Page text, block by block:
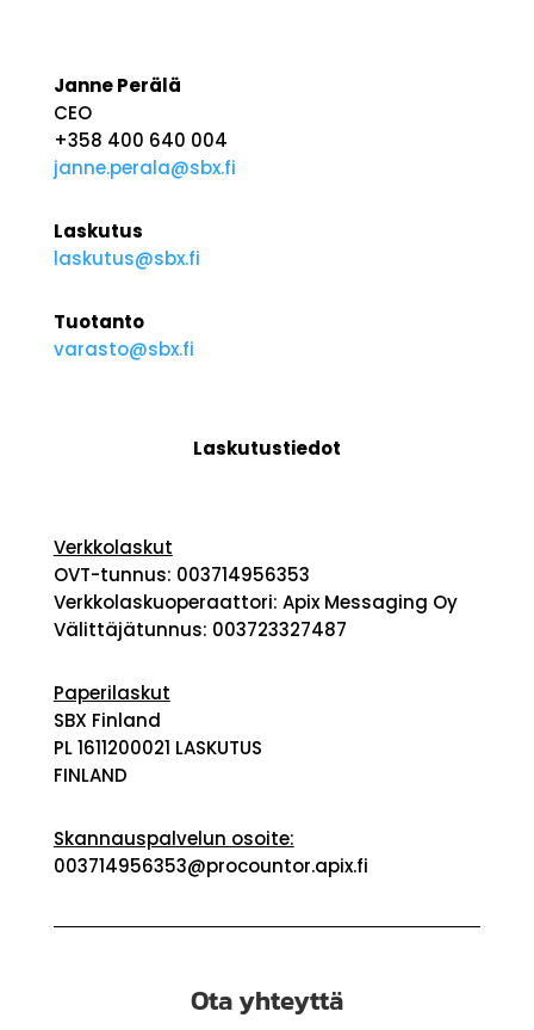
Janne Perälä
CEO
+358 400 640 004
janne.perala@sbx.fi
Laskutus
laskutus@sbx.fi
Tuotanto
varasto@sbx.fi
Laskutustiedot
Verkkolaskut
OVT-tunnus: 003714956353
Verkkolaskuoperaattori: Apix Messaging Oy
Välittäjätunnus: 003723327487
Paperilaskut
SBX Finland
PL 1611200021 LASKUTUS
FINLAND
Skannauspalvelun osoite:
003714956353@procountor.apix.fi
Ota yhteyttä